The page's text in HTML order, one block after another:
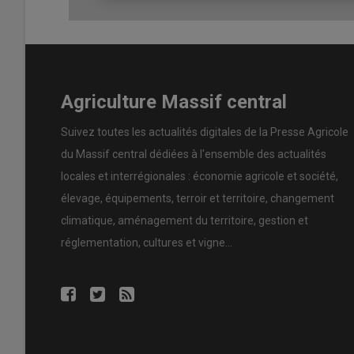
‐ 18 600 établissements employeurs
‐ 1,47 milliard d’euros de masse salariale
‐ Viticulture : 61 200 salariés (1ʳᵉ région française)
‐ Cultures spécialisées : 33 000 salariés
‐ Grandes cultures / Polyculture-élevage : 25 600
Agriculture Massif central
Suivez toutes les actualités digitales de la Presse Agricole
du Massif central dédiées à l'ensemble des actualités
locales et interrégionales : économie agricole et société,
élevage, équipements, terroir et territoire, changement
climatique, aménagement du territoire, gestion et
réglementation, cultures et vigne...